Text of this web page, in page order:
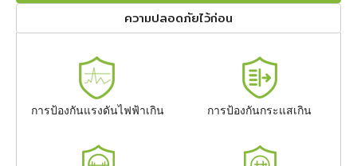
ความปลอดภัยไว้ก่อน
การป้องกันแรงดันไฟฟ้าเกิน การป้องกันกระแสเกิน